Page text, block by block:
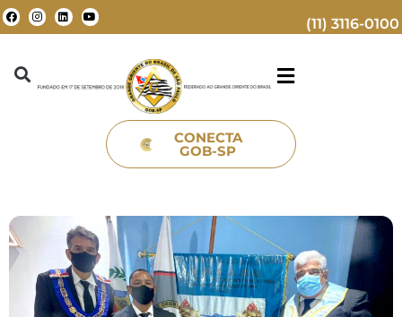
(11) 3116-0100
CONECTA
GOB-SP